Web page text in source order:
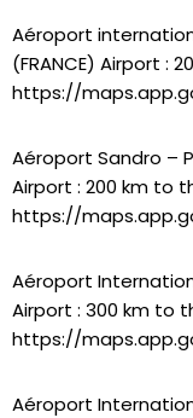
Aéroport
(FRANCE) Airport :
https://
Aéroport Sandro –
Airport : 200 km to
https://
Aéroport
Airport : 300 km to
https://
Aéroport